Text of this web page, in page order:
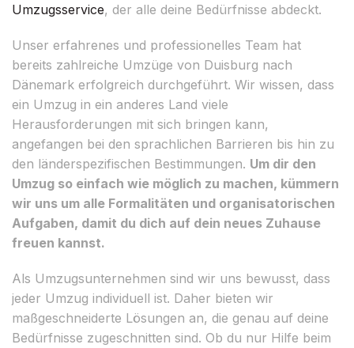
Umzugsservice, der alle deine Bedürfnisse abdeckt.
Unser erfahrenes und professionelles Team hat
bereits zahlreiche Umzüge von Duisburg nach
Dänemark erfolgreich durchgeführt. Wir wissen, dass
ein Umzug in ein anderes Land viele
Herausforderungen mit sich bringen kann,
angefangen bei den sprachlichen Barrieren bis hin zu
den länderspezifischen Bestimmungen. Um dir den
Umzug so einfach wie möglich zu machen, kümmern
wir uns um alle Formalitäten und organisatorischen
Aufgaben, damit du dich auf dein neues Zuhause
freuen kannst.
Als Umzugsunternehmen sind wir uns bewusst, dass
jeder Umzug individuell ist. Daher bieten wir
maßgeschneiderte Lösungen an, die genau auf deine
Bedürfnisse zugeschnitten sind. Ob du nur Hilfe beim